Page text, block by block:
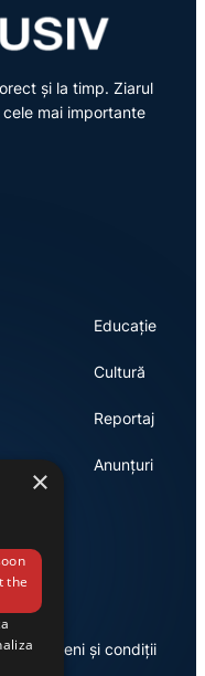
și la timp. Ziarul
mai importante
Educație
Cultură
Reportaj
Anunțuri
Termeni și condiții
×
the